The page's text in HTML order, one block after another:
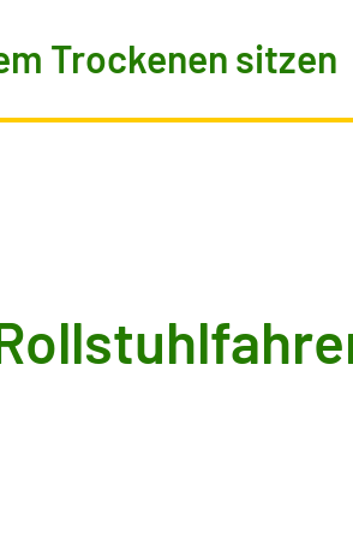
Trockenen sitzen